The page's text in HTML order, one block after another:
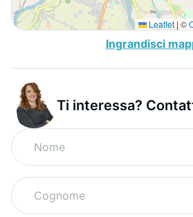
Leaflet | ©
Ingrandisci
Ti interessa?